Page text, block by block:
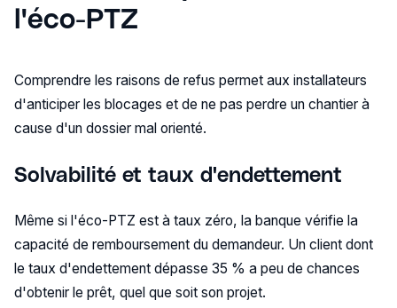
l'éco-PTZ
Comprendre les raisons de refus permet aux installateurs
d'anticiper les blocages et de ne pas perdre un chantier à
cause d'un dossier mal orienté.
Solvabilité et taux d'endettement
Même si l'éco-PTZ est à taux zéro, la banque vérifie la
capacité de remboursement du demandeur. Un client dont
le taux d'endettement dépasse 35 % a peu de chances
d'obtenir le prêt, quel que soit son projet.